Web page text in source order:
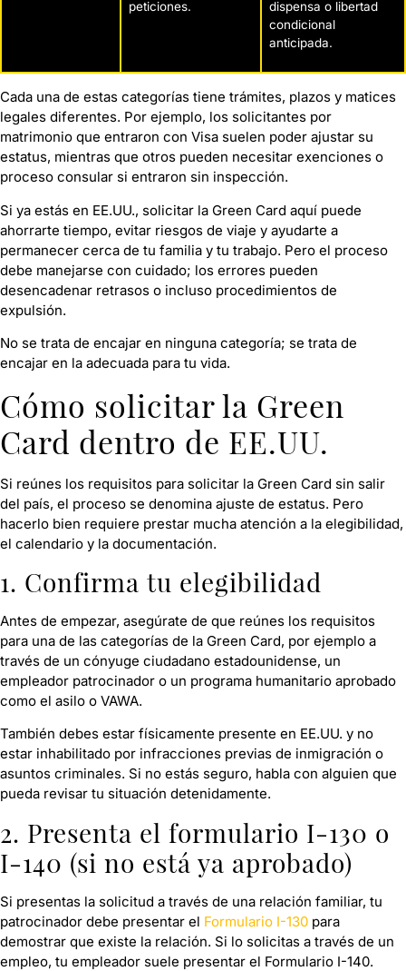
peticiones.
dispensa o libertad
condicional
anticipada.
Cada una de estas categorías tiene trámites, plazos y matices
legales diferentes. Por ejemplo, los solicitantes por
matrimonio que entraron con Visa suelen poder ajustar su
estatus, mientras que otros pueden necesitar exenciones o
proceso consular si entraron sin inspección.
Si ya estás en EE.UU., solicitar la Green Card aquí puede
ahorrarte tiempo, evitar riesgos de viaje y ayudarte a
permanecer cerca de tu familia y tu trabajo. Pero el proceso
debe manejarse con cuidado; los errores pueden
desencadenar retrasos o incluso procedimientos de
expulsión.
No se trata de encajar en ninguna categoría; se trata de
encajar en la adecuada para tu vida.
Cómo solicitar la Green
Card dentro de EE.UU.
Si reúnes los requisitos para solicitar la Green Card sin salir
del país, el proceso se denomina ajuste de estatus. Pero
hacerlo bien requiere prestar mucha atención a la elegibilidad,
el calendario y la documentación.
1. Confirma tu elegibilidad
Antes de empezar, asegúrate de que reúnes los requisitos
para una de las categorías de la Green Card, por ejemplo a
través de un cónyuge ciudadano estadounidense, un
empleador patrocinador o un programa humanitario aprobado
como el asilo o VAWA.
También debes estar físicamente presente en EE.UU. y no
estar inhabilitado por infracciones previas de inmigración o
asuntos criminales. Si no estás seguro, habla con alguien que
pueda revisar tu situación detenidamente.
2. Presenta el formulario I-130 o
I-140 (si no está ya aprobado)
Si presentas la solicitud a través de una relación familiar, tu
patrocinador debe presentar el Formulario I-130 para
demostrar que existe la relación. Si lo solicitas a través de un
empleo, tu empleador suele presentar el Formulario I-140.